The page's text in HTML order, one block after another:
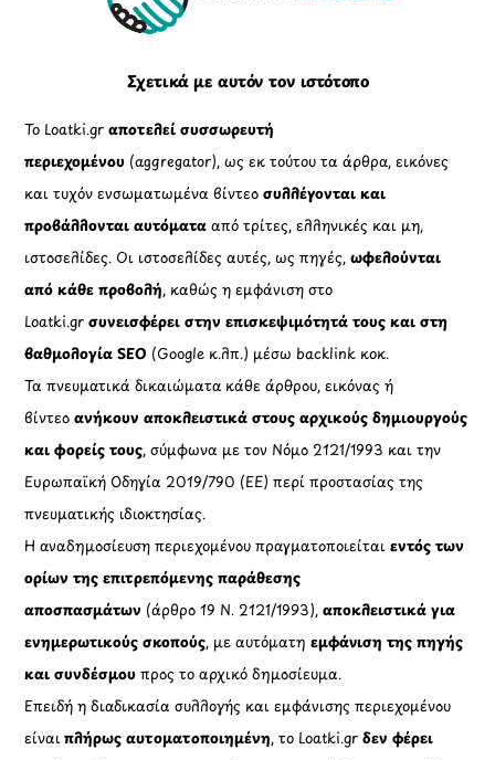
Σχετικά με αυτόν τον ιστότοπο
Το Loatki.grαποτελεί συσσωρευτή
περιεχομένου (aggregator), ως εκ τούτου τα άρθρα, εικόνες
και τυχόν ενσωματωμένα βίντεοσυλλέγονται και
προβάλλονται αυτόματααπό τρίτες, ελληνικές και μη,
ιστοσελίδες. Οι ιστοσελίδες αυτές, ως πηγές,ωφελούνται
από κάθε προβολή, καθώς η εμφάνιση στο
Loatki.gr συνεισφέρει στην επισκεψιμότητά τους και στη
βαθμολογία SEO (Google κ.λπ.) μέσω backlink κοκ.
Τα πνευματικά δικαιώματα κάθε άρθρου, εικόνας ή
βίντεοανήκουν αποκλειστικά στους αρχικούς δημιουργούς
και φορείς τους, σύμφωνα με τον Νόμο 2121/1993 και την
Ευρωπαϊκή Οδηγία 2019/790 (ΕΕ) περί προστασίας της
πνευματικής ιδιοκτησίας.
Η αναδημοσίευση περιεχομένου πραγματοποιείταιεντός των
ορίων της επιτρεπόμενης παράθεσης
αποσπασμάτων (άρθρο 19 Ν. 2121/1993), αποκλειστικά για
ενημερωτικούς σκοπούς, με αυτόματηεμφάνιση της πηγής
και συνδέσμου προς το αρχικό δημοσίευμα.
Επειδή η διαδικασία συλλογής και εμφάνισης περιεχομένου
είναιπλήρως αυτοματοποιημένη, το Loatki.grδεν φέρει